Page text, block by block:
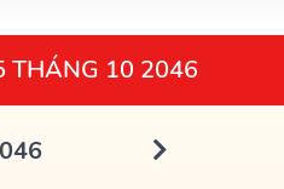
THÁNG 10 2046